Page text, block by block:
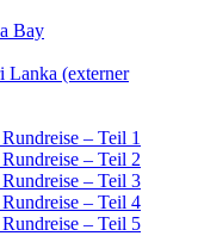
Bay
Lanka (externer
– Teil 1
– Teil 2
– Teil 3
– Teil 4
– Teil 5